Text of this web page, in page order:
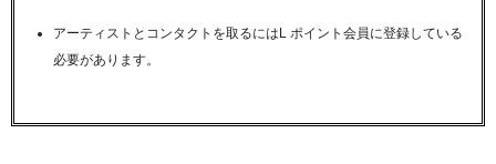
アーティストとコンタクトを取るにはL ポイント会員に登録している
必要があります。